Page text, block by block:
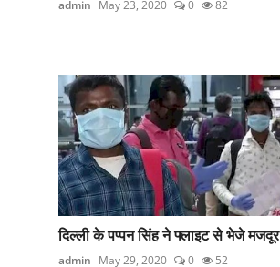
admin May 23, 2020 0 82
दिल्ली के पप्पन सिंह ने फ्लाइट से भेजे मजदूर
admin May 29, 2020 0 52